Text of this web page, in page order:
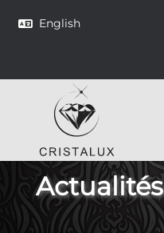
English
Actualités